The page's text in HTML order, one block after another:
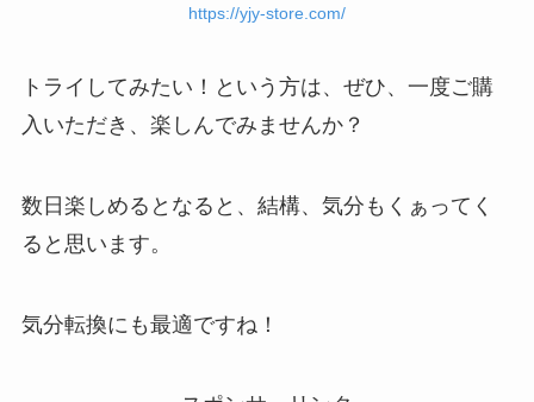
https://yjy-store.com/
トライしてみたい！という方は、ぜひ、一度ご購
入いただき、楽しんでみませんか？
数日楽しめるとなると、結構、気分もくぁってく
ると思います。
気分転換にも最適ですね！